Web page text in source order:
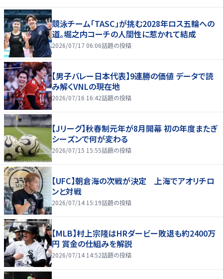
競泳チーム「TASC」が挑む2028年ロス五輪への
道。堀之内コーチの人間性に惹かれて結成
2026/07/17 06:06話題の投稿
【男子バレー日本代表】9連勝の価値 データで読
み解くVNLの現在地
2026/07/16 16:42話題の投稿
【Jリーグ】秋春制元年が8月開幕 初の年度またぎ
シーズンで何が変わる
2026/07/15 15:55話題の投稿
【UFC】朝倉海の次戦が決定 上海でアオリチロ
ンと対戦
2026/07/14 15:19話題の投稿
【MLB】村上宗隆はHRダービー敗退も約2400万
円 賞金の仕組みを解説
2026/07/14 14:52話題の投稿